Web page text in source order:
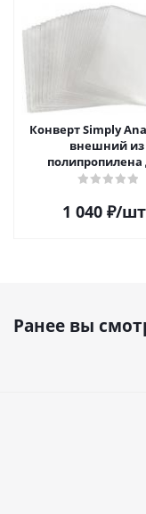
Конверт Simply
внешний из
полипропилена
пластинок
1 040₽/шт
Ранее вы